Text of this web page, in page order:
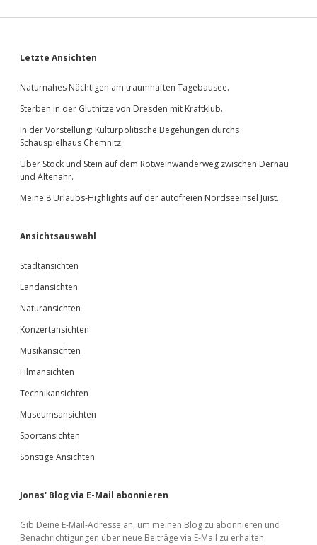
Sidebar
Letzte Ansichten
Naturnahes Nächtigen am traumhaften Tagebausee.
Sterben in der Gluthitze von Dresden mit Kraftklub.
In der Vorstellung: Kulturpolitische Begehungen durchs
Schauspielhaus Chemnitz.
Über Stock und Stein auf dem Rotweinwanderweg zwischen Dernau
und Altenahr.
Meine 8 Urlaubs-Highlights auf der autofreien Nordseeinsel Juist.
Ansichtsauswahl
Stadtansichten
Landansichten
Naturansichten
Konzertansichten
Musikansichten
Filmansichten
Technikansichten
Museumsansichten
Sportansichten
Sonstige Ansichten
Jonas' Blog via E-Mail abonnieren
Gib Deine E-Mail-Adresse an, um meinen Blog zu abonnieren und
Benachrichtigungen über neue Beiträge via E-Mail zu erhalten.